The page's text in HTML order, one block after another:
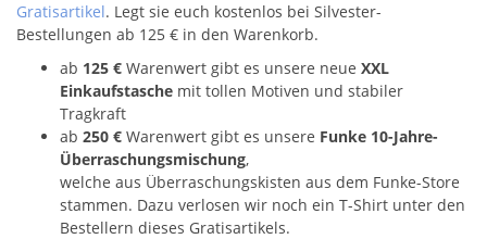
Gratisartikel. Legt sie euch kostenlos bei Silvester-
Bestellungen ab 125 € in den Warenkorb.
ab 125 € Warenwert gibt es unsere neue XXL
Einkaufstasche mit tollen Motiven und stabiler
Tragkraft
ab 250 € Warenwert gibt es unsere Funke 10-Jahre-
Überraschungsmischung,
welche aus Überraschungskisten aus dem Funke-Store
stammen. Dazu verlosen wir noch ein T-Shirt unter den
Bestellern dieses Gratisartikels.